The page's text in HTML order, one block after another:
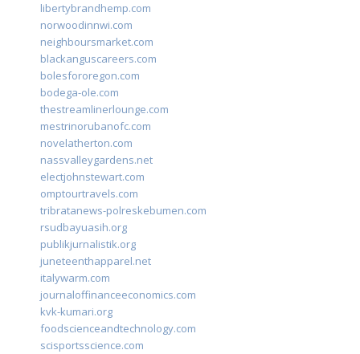
libertybrandhemp.com
norwoodinnwi.com
neighboursmarket.com
blackanguscareers.com
bolesfororegon.com
bodega-ole.com
thestreamlinerlounge.com
mestrinorubanofc.com
novelatherton.com
nassvalleygardens.net
electjohnstewart.com
omptourtravels.com
tribratanews-polreskebumen.com
rsudbayuasih.org
publikjurnalistik.org
juneteenthapparel.net
italywarm.com
journaloffinanceeconomics.com
kvk-kumari.org
foodscienceandtechnology.com
scisportsscience.com